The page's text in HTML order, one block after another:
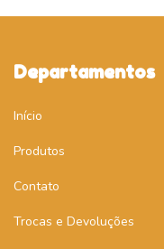
Departamentos
Início
Produtos
Contato
Trocas e Devoluções